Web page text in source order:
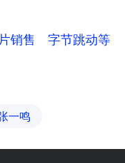
销售 字节跳动等
一鸣